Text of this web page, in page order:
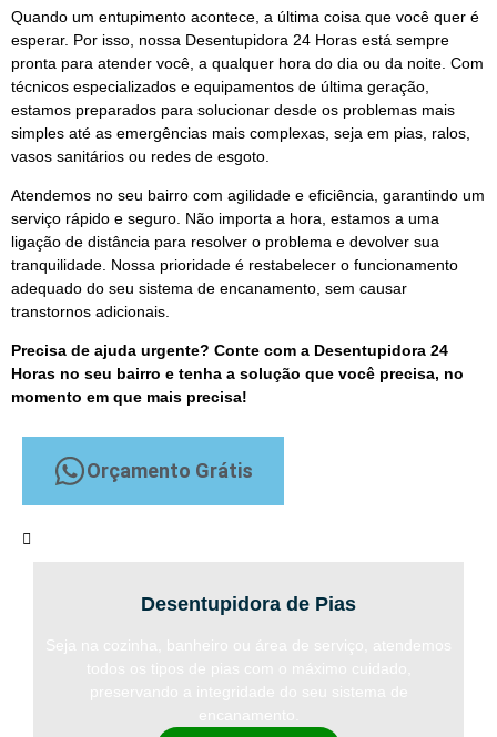
Quando um entupimento acontece, a última coisa que você quer é
esperar. Por isso, nossa Desentupidora 24 Horas está sempre
pronta para atender você, a qualquer hora do dia ou da noite. Com
técnicos especializados e equipamentos de última geração,
estamos preparados para solucionar desde os problemas mais
simples até as emergências mais complexas, seja em pias, ralos,
vasos sanitários ou redes de esgoto.
Atendemos no seu bairro com agilidade e eficiência, garantindo um
serviço rápido e seguro. Não importa a hora, estamos a uma
ligação de distância para resolver o problema e devolver sua
tranquilidade. Nossa prioridade é restabelecer o funcionamento
adequado do seu sistema de encanamento, sem causar
transtornos adicionais.
Precisa de ajuda urgente? Conte com a Desentupidora 24
Horas no seu bairro e tenha a solução que você precisa, no
momento em que mais precisa!
Orçamento Grátis
Desentupidora de Pias